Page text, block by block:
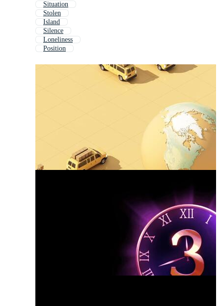
Situation
Stolen
Island
Silence
Loneliness
Position